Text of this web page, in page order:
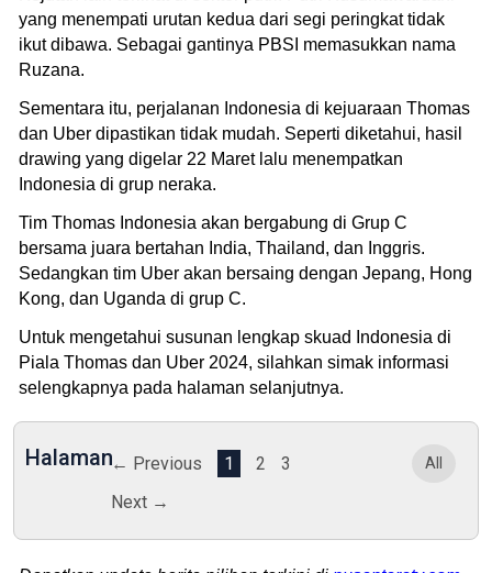
yang menempati urutan kedua dari segi peringkat tidak
ikut dibawa. Sebagai gantinya PBSI memasukkan nama
Ruzana.
Sementara itu, perjalanan Indonesia di kejuaraan Thomas
dan Uber dipastikan tidak mudah. Seperti diketahui, hasil
drawing yang digelar 22 Maret lalu menempatkan
Indonesia di grup neraka.
Tim Thomas Indonesia akan bergabung di Grup C
bersama juara bertahan India, Thailand, dan Inggris.
Sedangkan tim Uber akan bersaing dengan Jepang, Hong
Kong, dan Uganda di grup C.
Untuk mengetahui susunan lengkap skuad Indonesia di
Piala Thomas dan Uber 2024, silahkan simak informasi
selengkapnya pada halaman selanjutnya.
Halaman← Previous 1 2
3
Next →
All